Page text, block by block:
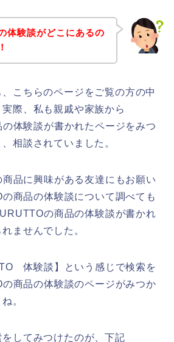
体験談がどこにあるの
こちらのページをご覧の方の中
際、私も親戚や家族から
の体験談が書かれたページをみつ
相談されていました。
品に興味がある友達にもお願い
商品の体験談について調べても
の商品の体験談が書かれ
ませんでした。
体験談】という感じで検索を
商品の体験談のページがみつか
。
してみつけたのが、下記